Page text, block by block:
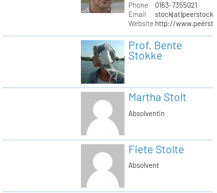
Phone
0163-7355021
Email
Website http://
Prof. Bente
Stokke
Martha Stolt
Absolventin
Fiete Stolte
Absolvent